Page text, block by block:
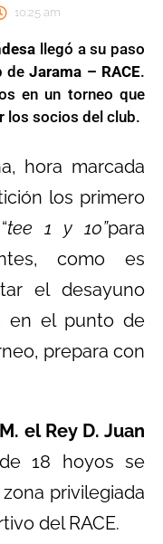
10:25 am
llegó a su paso
deJarama – RACE.
en un torneo que
los socios del club.
hora marcada
los primero
tee 1 y 10”para
como es
el desayuno
en el punto de
prepara con
el Rey D. Juan
18 hoyos se
privilegiada
del RACE.